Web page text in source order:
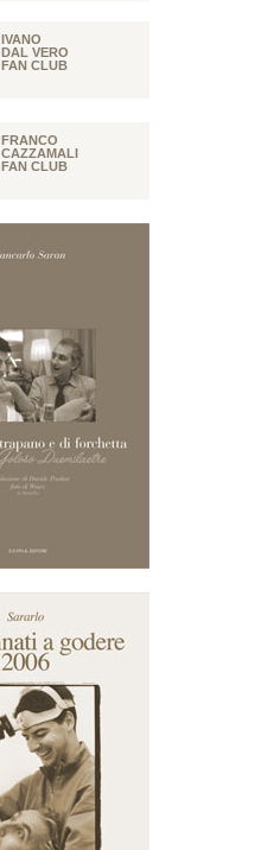
IVANO
DAL VERO
FAN CLUB
FRANCO
CAZZAMALI
FAN CLUB